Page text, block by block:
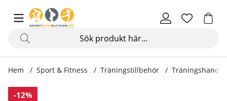
Hem Sport & Fitness Träningstillbehör
-12%
Produktbilder Mitchell Training Gloves, black